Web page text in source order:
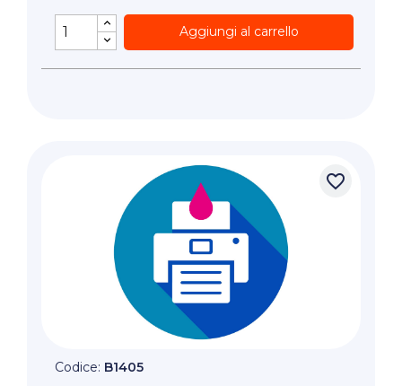
Aggiungi al carrello
favorite_border
Codice: B1405